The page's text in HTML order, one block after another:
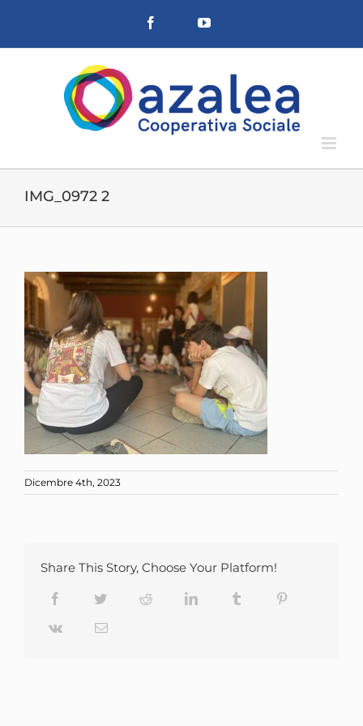
contenuto
Facebook YouTube
IMG_0972 2
Dicembre 4th, 2023
Share This Story, Choose Your Platform!
Facebook Twitter Reddit LinkedIn Tumblr
Vk Email